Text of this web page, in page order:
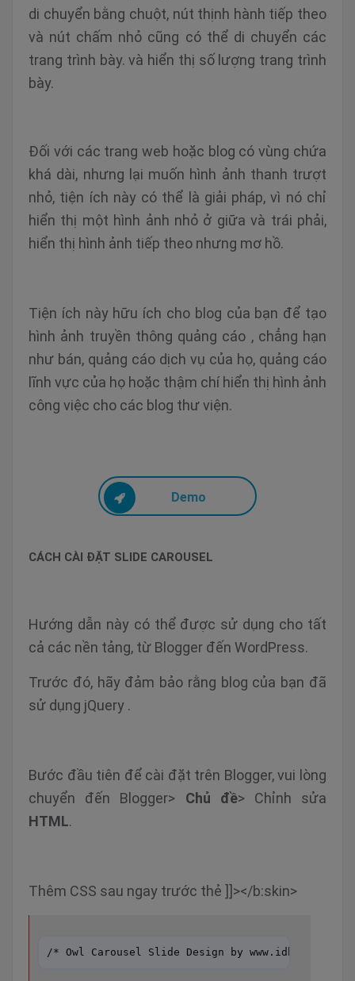
di chuyển bằng chuột, nút thịnh hành tiếp theo
và nút chấm nhỏ cũng có thể di chuyển các
trang trình bày. và hiển thị số lượng trang trình
bày.
Đối với các trang web hoặc blog có vùng chứa
khá dài, nhưng lại muốn hình ảnh thanh trượt
nhỏ, tiện ích này có thể là giải pháp, vì nó chỉ
hiển thị một hình ảnh nhỏ ở giữa và trái phải,
hiển thị hình ảnh tiếp theo nhưng mơ hồ.
Tiện ích này hữu ích cho blog của bạn để tạo
hình ảnh truyền thông quảng cáo , chẳng hạn
như bán, quảng cáo dịch vụ của họ, quảng cáo
lĩnh vực của họ hoặc thậm chí hiển thị hình ảnh
công việc cho các blog thư viện.
Demo
CÁCH CÀI ĐẶT SLIDE CAROUSEL
Hướng dẫn này có thể được sử dụng cho tất
cả các nền tảng, từ Blogger đến WordPress.
Trước đó, hãy đảm bảo rằng blog của bạn đã
sử dụng jQuery .
Bước đầu tiên để cài đặt trên Blogger, vui lòng
chuyển đến Blogger> Chủ đề> Chỉnh sửa
HTML.
Thêm CSS sau ngay trước thẻ ]]></b:skin>
/* Owl Carousel Slide Design by